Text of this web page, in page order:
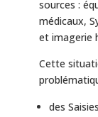
sources :
médicaux,
et imagerie
Cette
des